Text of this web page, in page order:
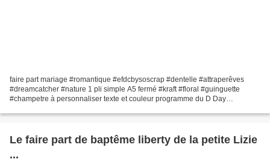
faire part mariage #romantique #efdcbysoscrap #dentelle #attraperêves
#dreamcatcher #nature 1 pli simple A5 fermé #kraft #floral #guinguette
#champetre à personnaliser texte et couleur programme du D Day
Le faire part de baptême liberty de la petite Lizie
...